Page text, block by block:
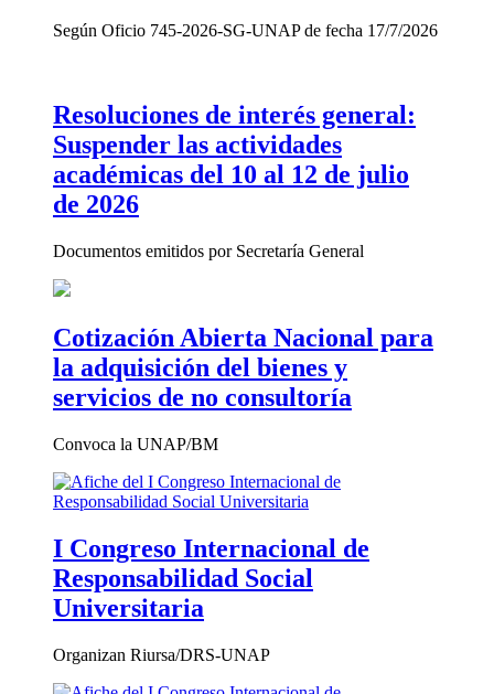
Según Oficio 745-2026-SG-UNAP de fecha 17/7/2026
Resoluciones de interés general:
Suspender las actividades
académicas del 10 al 12 de julio
de 2026
Documentos emitidos por Secretaría General
Cotización Abierta Nacional para
la adquisición del bienes y
servicios de no consultoría
Convoca la UNAP/BM
I Congreso Internacional de
Responsabilidad Social
Universitaria
Organizan Riursa/DRS-UNAP